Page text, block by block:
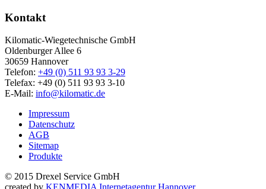
Kontakt
Kilomatic-Wiegetechnische GmbH
Oldenburger Allee 6
30659 Hannover
Telefon: +49 (0) 511 93 93 3-29
Telefax: +49 (0) 511 93 93 3-10
E-Mail: info@kilomatic.de
Impressum
Datenschutz
AGB
Sitemap
Produkte
© 2015 Drexel Service GmbH